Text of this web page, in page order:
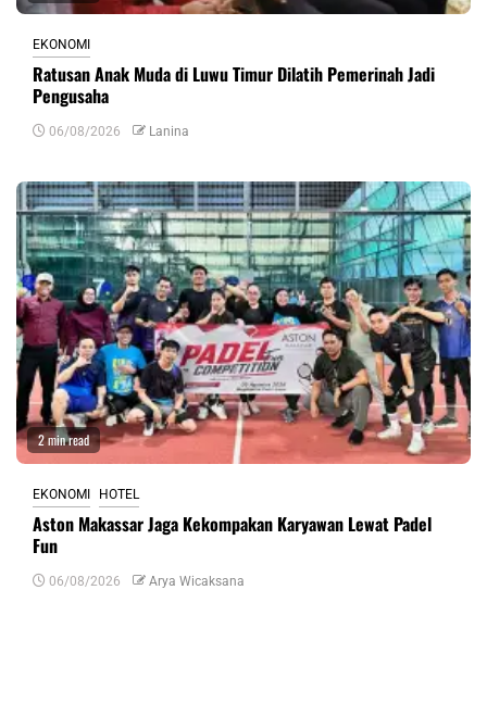
EKONOMI
Ratusan Anak Muda di Luwu Timur Dilatih Pemerinah Jadi
Pengusaha
06/08/2026 Lanina
2 min read
EKONOMI HOTEL
Aston Makassar Jaga Kekompakan Karyawan Lewat Padel
Fun
06/08/2026 Arya Wicaksana